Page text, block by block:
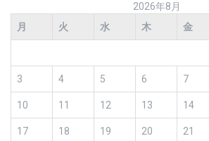
2026年8月
月
火 水 木 金
3 4 5 6 7
10 11 12 13 14
17 18 19 20 21